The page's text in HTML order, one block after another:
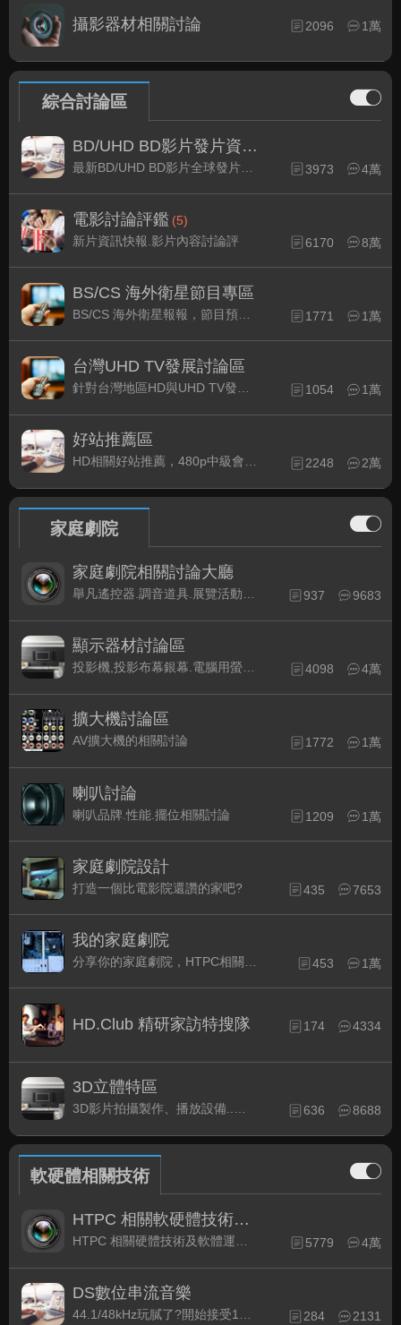
攝影器材相關討論 2096 1萬
綜合討論區
BD/UHD BD影片發片資訊
3973 4萬
電影討論評鑑 (5)
新片資訊快報.影片內容討論評
6170 8萬
BS/CS 海外衛星節目專區
1771 1萬
台灣UHD TV發展討論區
1054 1萬
好站推薦區
HD相關好站推薦，480p中級會員以上限定 2248 2萬
家庭劇院
家庭劇院相關討論大廳
937 9683
顯示器材討論區
4098 4萬
擴大機討論區
AV擴大機的相關討論 1772 1萬
喇叭討論
喇叭品牌.性能.擺位相關討論 1209 1萬
家庭劇院設計
打造一個比電影院還讚的家吧? 435 7653
我的家庭劇院
453 1萬
HD.Club 精研家訪特搜隊 174 4334
3D立體特區
3D影片拍攝製作、播放設備..等相關討論 636 8688
軟硬體相關技術
HTPC 相關軟硬體技術及運用
5779 4萬
DS數位串流音樂
284 2131